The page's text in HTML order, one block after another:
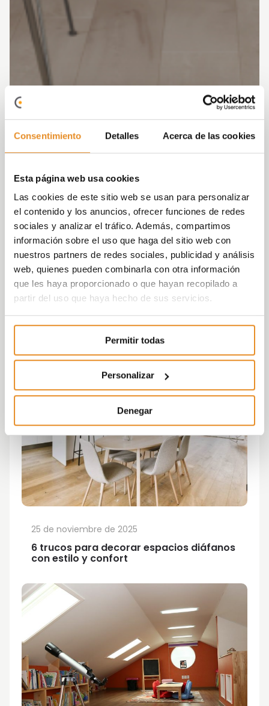
Consentimiento Detalles Acerca de las cookies
Esta página web usa cookies
Las cookies de este sitio web se usan para personalizar
el contenido y los anuncios, ofrecer funciones de redes
sociales y analizar el tráfico. Además, compartimos
información sobre el uso que haga del sitio web con
nuestros partners de redes sociales, publicidad y análisis
web, quienes pueden combinarla con otra información
que les haya proporcionado o que hayan recopilado a
partir del uso que haya hecho de sus servicios.
Permitir todas
Personalizar
Denegar
6 trucos para decorar espacios diáfanos
con estilo y confort
25 de noviembre de 2025